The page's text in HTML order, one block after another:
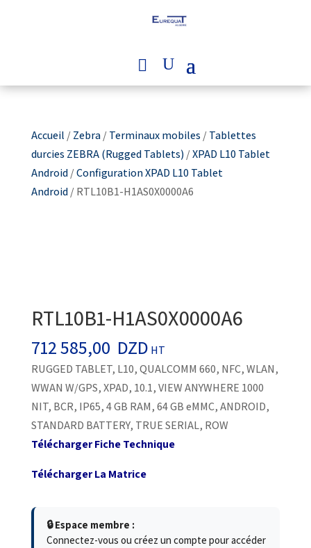
Accueil /Zebra/Terminaux mobiles /Tablettes
durcies ZEBRA (Rugged Tablets)/XPAD L10 Tablet
Android/Configuration XPAD L10 Tablet
Android/ RTL10B1-H1AS0X0000A6
RTL10B1-H1AS0X0000A6
712 585,00 DZD HT
RUGGED TABLET, L10, QUALCOMM 660, NFC, WLAN,
WWAN W/GPS, XPAD, 10.1, VIEW ANYWHERE 1000
NIT, BCR, IP65, 4 GB RAM, 64 GB eMMC, ANDROID,
STANDARD BATTERY, TRUE SERIAL, ROW
Télécharger Fiche Technique
Télécharger La Matrice
🔒 Espace membre :
Connectez-vous ou créez un compte pour accéder